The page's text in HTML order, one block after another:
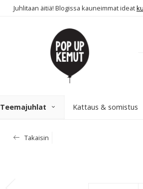
Juhlitaan äitiä! Blogissa kauneimmat ideat
Teemajuhlat Kattaus & somistus
Takaisin